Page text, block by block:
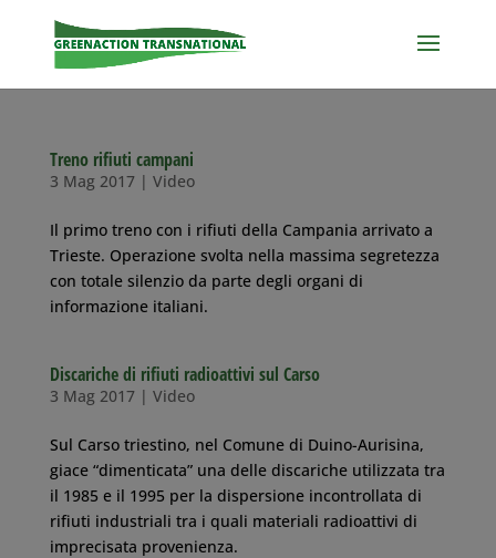
Treno rifiuti campani
3 Mag 2017| Video
Il primo treno con i rifiuti della Campania arrivato a
Trieste. Operazione svolta nella massima segretezza
con totale silenzio da parte degli organi di
informazione italiani.
Discariche di rifiuti radioattivi sul Carso
3 Mag 2017| Video
Sul Carso triestino, nel Comune di Duino-Aurisina,
giace “dimenticata” una delle discariche utilizzata tra
il 1985 e il 1995 per la dispersione incontrollata di
rifiuti industriali tra i quali materiali radioattivi di
imprecisata provenienza.